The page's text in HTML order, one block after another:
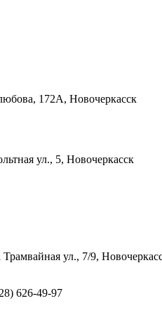
172А, Новочеркасск
ул., 5, Новочеркасск
Трамвайная ул., 7/9,
626-49-97